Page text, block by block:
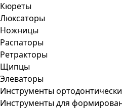
Кюреты
Люксаторы
Ножницы
Распаторы
Ретракторы
Щипцы
Элеваторы
Инструменты
Инструменты для